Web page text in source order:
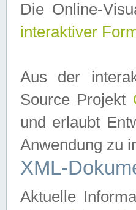
Die Online-
interaktiver
Aus der
Source Projekt
und erlaubt
Anwendung zu
XML-
Aktuelle